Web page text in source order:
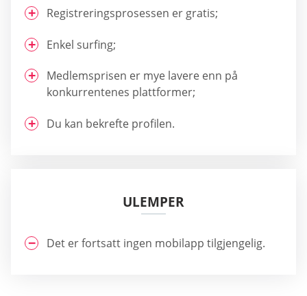
Registreringsprosessen er gratis;
Enkel surfing;
Medlemsprisen er mye lavere enn på
konkurrentenes plattformer;
Du kan bekrefte profilen.
ULEMPER
Det er fortsatt ingen mobilapp tilgjengelig.